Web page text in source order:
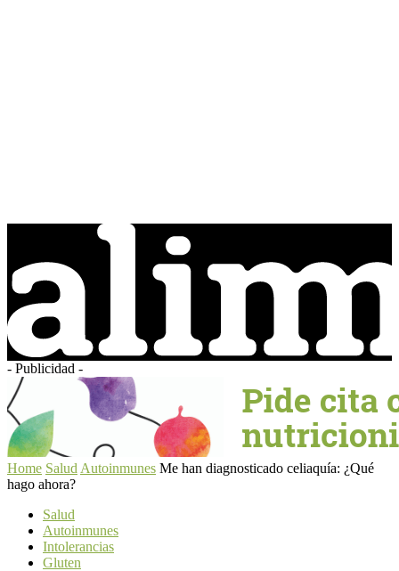
- Publicidad -
Home Salud Autoinmunes Me han diagnosticado celiaquía: ¿Qué
hago ahora?
Salud
Autoinmunes
Intolerancias
Gluten